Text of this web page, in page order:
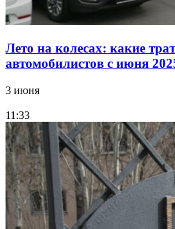
Лето на колесах: какие
автомобилистов с июня
3 июня
11:33